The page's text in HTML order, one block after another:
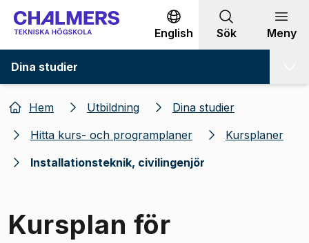
Gå till innehållet
English Sök Meny
Dina studier
Hem Utbildning
Dina studier
Hitta kurs- och programplaner
Kursplaner
Installationsteknik, civilingenjör
Kursplan för